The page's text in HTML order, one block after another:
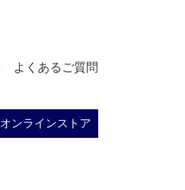
よくあるご質問
オンラインストア